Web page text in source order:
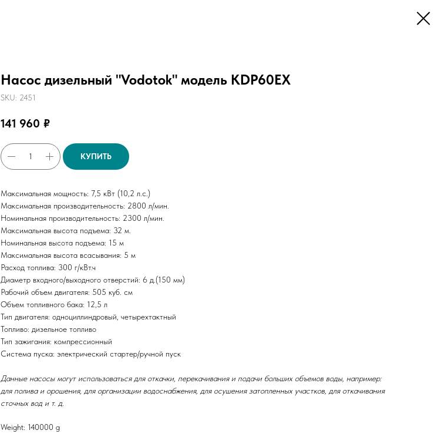
Насос дизельный "Vodotok" модель KDP60ЕХ
SKU: 2451
141 960 ₽
КУПИТЬ
Максимальная мощность: 7,5 кВт (10,2 л.с.)
Максимальная производительность: 2800 л/мин.
Номинальная производительность: 2300 л/мин.
Максимальная высота подъема: 32 м.
Номинальная высота подъема: 15 м
Максимальная высота всасывания: 5 м
Расход топлива: 300 г/кВт.ч
Диаметр входного/выходного отверстий: 6 д.(150 мм)
Рабочий объем двигателя: 505 куб. см
Объем топливного бака: 12,5 л
Тип двигателя: одноциллиндровый, четырехтактный
Топливо: дизельное топливо
Тип зажигания: компрессионный
Система пуска: электрический стартер/ручной пуск
Данные насосы могут использоваться для откачки, перекачивания и подачи больших объемов воды, например:
для полива и орошения, для организации водоснабжения, для осушения затопленных участков, для откачивания
сточных вод и т. д.
Weight: 140000 g